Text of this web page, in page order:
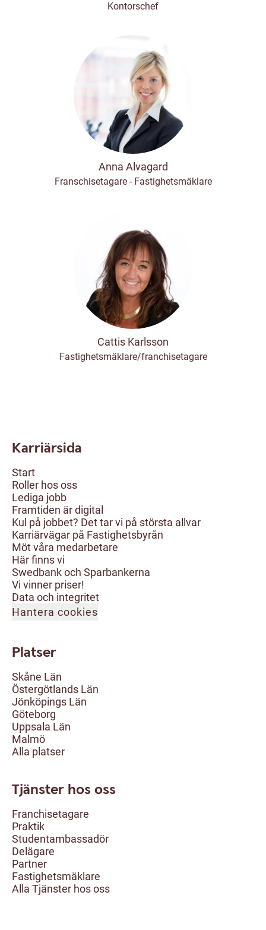
Kontorschef
Anna Alvagard
Franschisetagare - Fastighetsmäklare
Cattis Karlsson
Fastighetsmäklare/franchisetagare
Karriärsida
Start
Roller hos oss
Lediga jobb
Framtiden är digital
Kul på jobbet? Det tar vi på största allvar
Karriärvägar på Fastighetsbyrån
Möt våra medarbetare
Här finns vi
Swedbank och Sparbankerna
Vi vinner priser!
Data och integritet
Hantera cookies
Platser
Skåne Län
Östergötlands Län
Jönköpings Län
Göteborg
Uppsala Län
Malmö
Alla platser
Tjänster hos oss
Franchisetagare
Praktik
Studentambassadör
Delägare
Partner
Fastighetsmäklare
Alla Tjänster hos oss